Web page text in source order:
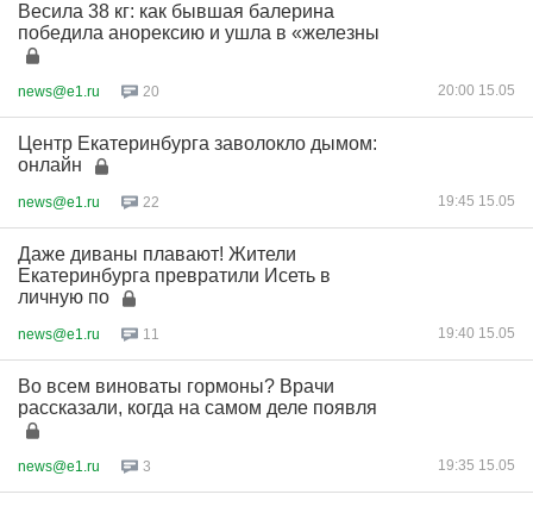
Весила 38 кг: как бывшая балерина
победила анорексию и ушла в «железны
news@e1.ru 20 20:00 15.05
Центр Екатеринбурга заволокло дымом:
онлайн
news@e1.ru 22 19:45 15.05
Даже диваны плавают! Жители
Екатеринбурга превратили Исеть в
личную по
news@e1.ru 11 19:40 15.05
Во всем виноваты гормоны? Врачи
рассказали, когда на самом деле появля
news@e1.ru 3 19:35 15.05